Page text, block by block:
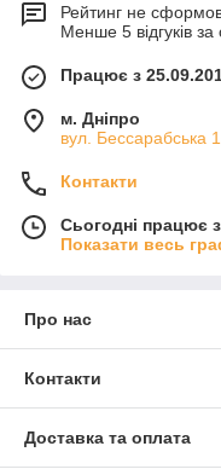
Рейтинг не
Менше 5 відгуків за
Працює з
м. Дніпро
вул. Бессарабська
Контакти
Сьогодні працює
Показати весь
Про нас
Контакти
Доставка та оплата